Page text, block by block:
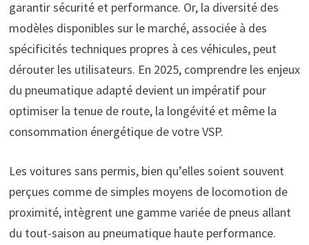
garantir sécurité et performance. Or, la diversité des
modèles disponibles sur le marché, associée à des
spécificités techniques propres à ces véhicules, peut
dérouter les utilisateurs. En 2025, comprendre les enjeux
du pneumatique adapté devient un impératif pour
optimiser la tenue de route, la longévité et même la
consommation énergétique de votre VSP.
Les voitures sans permis, bien qu’elles soient souvent
perçues comme de simples moyens de locomotion de
proximité, intègrent une gamme variée de pneus allant
du tout-saison au pneumatique haute performance.